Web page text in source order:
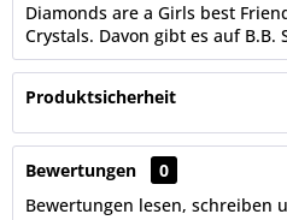
Diamonds are a Girls best
Crystals. Davon gibt es auf B.B.
Produktsicherheit
Bewertungen
0
Bewertungen lesen, schreiben